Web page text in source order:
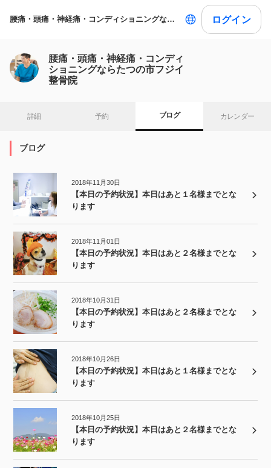
腰痛・頭痛・神経痛・コンディショニングならたつの市フジイ整骨院 ログイン
腰痛・頭痛・神経痛・コンディ
ショニングならたつの市フジイ
整骨院
詳細 予約 ブログ カレンダー
ブログ
2018年11月30日
【本日の予約状況】本日はあと１名様までとな
ります
2018年11月01日
【本日の予約状況】本日はあと２名様までとな
ります
2018年10月31日
【本日の予約状況】本日はあと２名様までとな
ります
2018年10月26日
【本日の予約状況】本日はあと１名様までとな
ります
2018年10月25日
【本日の予約状況】本日はあと２名様までとな
ります